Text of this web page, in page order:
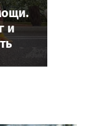
и